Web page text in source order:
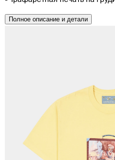
Полное описание и детали